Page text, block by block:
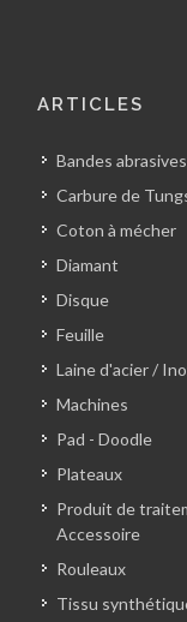
ARTICLES
Bandes
Carbure de
Coton à mécher
Diamant
Disque
Feuille
Laine d'acier /
Machines
Pad - Doodle
Plateaux
Produit de
Accessoire
Rouleaux
Tissu